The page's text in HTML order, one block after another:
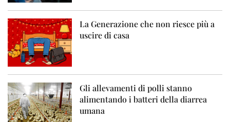
La Generazione che non riesce più a
uscire di casa
Gli allevamenti di polli stanno
alimentando i batteri della diarrea
umana